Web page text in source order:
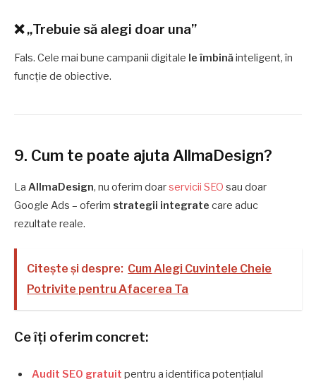
❌ „Trebuie să alegi doar una”
Fals. Cele mai bune campanii digitale le îmbinăinteligent, în
funcție de obiective.
9. Cum te poate ajuta AllmaDesign?
La AllmaDesign, nu oferim doarservicii SEO sau doar
Google Ads – oferim strategii integrate care aduc
rezultate reale.
Citește și despre: Cum Alegi Cuvintele Cheie
Potrivite pentru Afacerea Ta
Ce îți oferim concret:
Audit SEO gratuit pentru a identifica potențialul